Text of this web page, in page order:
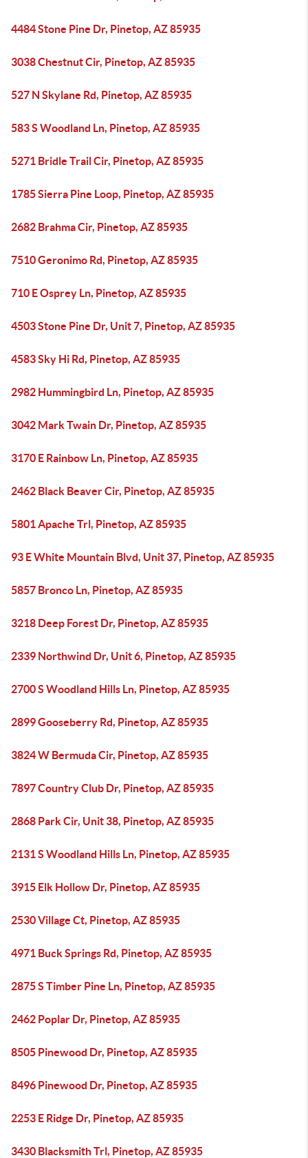
4484 Stone Pine Dr, Pinetop, AZ 85935
3038 Chestnut Cir, Pinetop, AZ 85935
527 N Skylane Rd, Pinetop, AZ 85935
583 S Woodland Ln, Pinetop, AZ 85935
5271 Bridle Trail Cir, Pinetop, AZ 85935
1785 Sierra Pine Loop, Pinetop, AZ 85935
2682 Brahma Cir, Pinetop, AZ 85935
7510 Geronimo Rd, Pinetop, AZ 85935
710 E Osprey Ln, Pinetop, AZ 85935
4503 Stone Pine Dr, Unit 7, Pinetop, AZ 85935
4583 Sky Hi Rd, Pinetop, AZ 85935
2982 Hummingbird Ln, Pinetop, AZ 85935
3042 Mark Twain Dr, Pinetop, AZ 85935
3170 E Rainbow Ln, Pinetop, AZ 85935
2462 Black Beaver Cir, Pinetop, AZ 85935
5801 Apache Trl, Pinetop, AZ 85935
93 E White Mountain Blvd, Unit 37, Pinetop, AZ 85935
5857 Bronco Ln, Pinetop, AZ 85935
3218 Deep Forest Dr, Pinetop, AZ 85935
2339 Northwind Dr, Unit 6, Pinetop, AZ 85935
2700 S Woodland Hills Ln, Pinetop, AZ 85935
2899 Gooseberry Rd, Pinetop, AZ 85935
3824 W Bermuda Cir, Pinetop, AZ 85935
7897 Country Club Dr, Pinetop, AZ 85935
2868 Park Cir, Unit 38, Pinetop, AZ 85935
2131 S Woodland Hills Ln, Pinetop, AZ 85935
3915 Elk Hollow Dr, Pinetop, AZ 85935
2530 Village Ct, Pinetop, AZ 85935
4971 Buck Springs Rd, Pinetop, AZ 85935
2875 S Timber Pine Ln, Pinetop, AZ 85935
2462 Poplar Dr, Pinetop, AZ 85935
8505 Pinewood Dr, Pinetop, AZ 85935
8496 Pinewood Dr, Pinetop, AZ 85935
2253 E Ridge Dr, Pinetop, AZ 85935
3430 Blacksmith Trl, Pinetop, AZ 85935